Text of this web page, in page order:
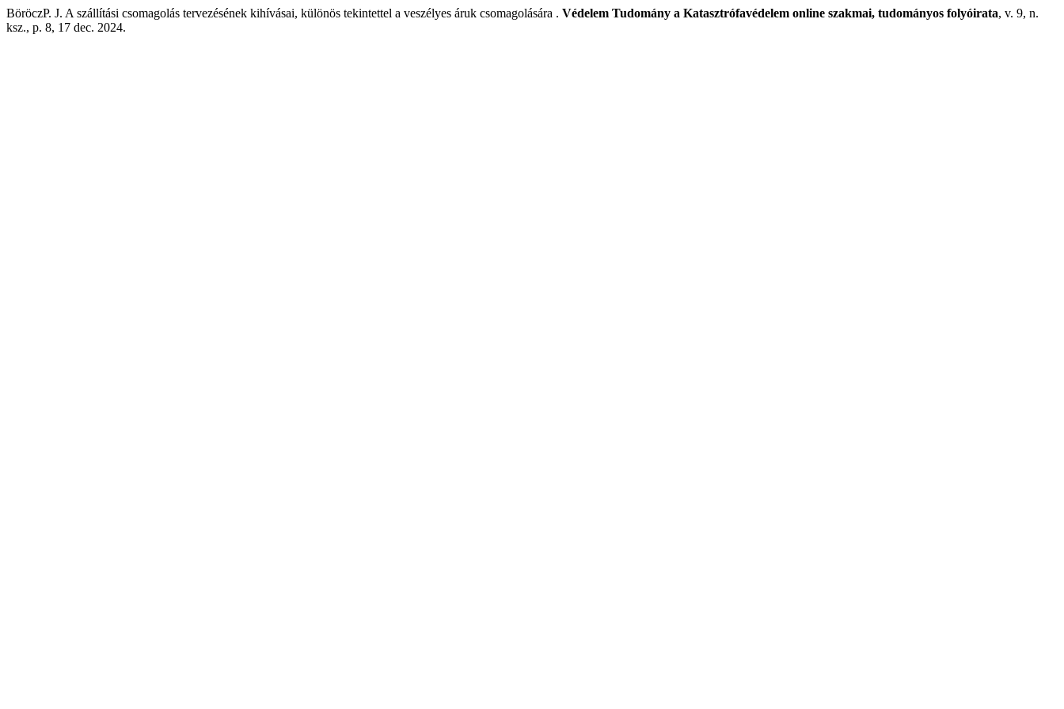
BöröczP. J. A szállítási csomagolás tervezésének kihívásai, különös tekintettel a veszélyes áruk csomagolására . Védelem Tudomány a Katasztrófavédelem online szakmai, tudományos folyóirata, v. 9, n.
ksz., p. 8, 17 dec. 2024.